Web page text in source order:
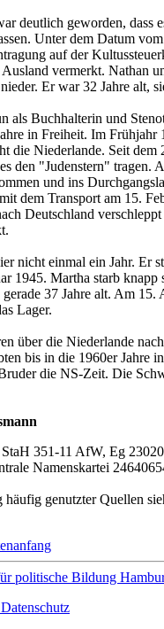
deutlich geworden, dass
Unter dem Datum
auf der
vermerkt. Nathan
Er war 32 Jahre alt,
als Buchhalterin und
in Freiheit. Im Frühjahr
die Niederlande. Seit dem
den "Judenstern" tragen.
und ins
dem Transport am 15.
Deutschland
nicht einmal ein Jahr. Er
1945. Martha starb knapp
gerade 37 Jahre alt. Am 15.
Lager.
über die Niederlande
bis in die 1960er Jahre
die NS-Zeit. Die
351-11 AfW, Eg
Namenskartei
genutzter Quellen